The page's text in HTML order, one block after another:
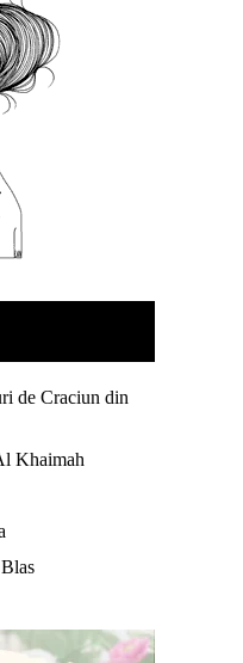
de Craciun din
Khaimah